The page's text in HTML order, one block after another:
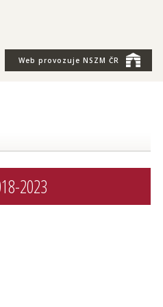
Web provozuje NSZM ČR
2023